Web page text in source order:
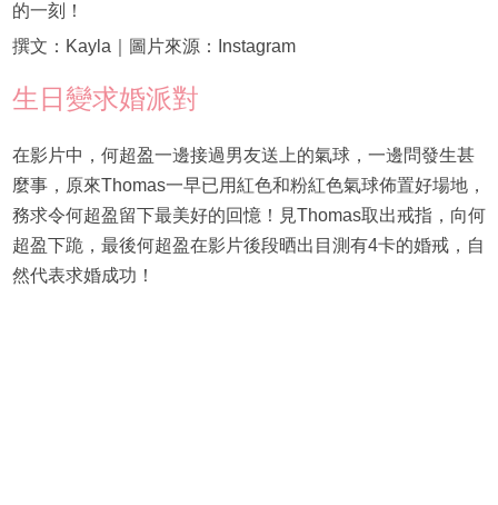
的一刻！
撰文：Kayla｜圖片來源：Instagram
生日變求婚派對
在影片中，何超盈一邊接過男友送上的氣球，一邊問發生甚
麼事，原來Thomas一早已用紅色和粉紅色氣球佈置好場地，
務求令何超盈留下最美好的回憶！見Thomas取出戒指，向何
超盈下跪，最後何超盈在影片後段晒出目測有4卡的婚戒，自
然代表求婚成功！